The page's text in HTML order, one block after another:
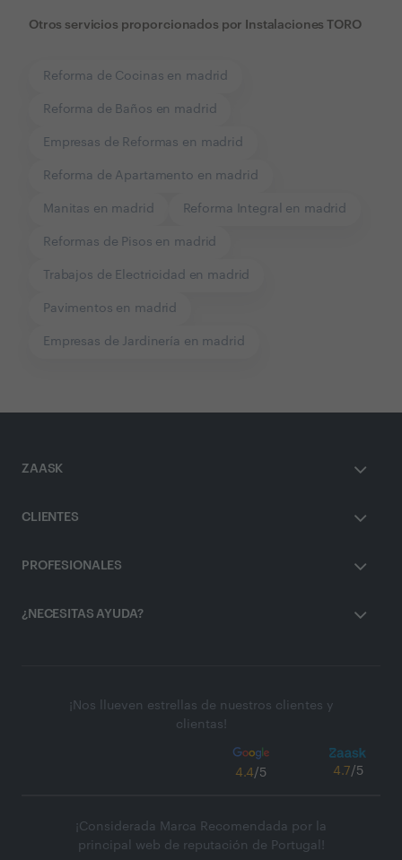
Otros servicios proporcionados por Instalaciones TORO
Reforma de Cocinas en madrid
Reforma de Baños en madrid
Empresas de Reformas en madrid
Reforma de Apartamento en madrid
Manitas en madrid Reforma Integral en madrid
Reformas de Pisos en madrid
Trabajos de Electricidad en madrid
Pavimentos en madrid
Empresas de Jardinería en madrid
ZAASK
CLIENTES
PROFESIONALES
¿NECESITAS AYUDA?
¡Nos llueven estrellas de nuestros clientes y
clientas!
4.4/5 4.7/5
¡Considerada Marca Recomendada por la
principal web de reputación de Portugal!